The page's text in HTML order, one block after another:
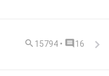
 15794 •  16